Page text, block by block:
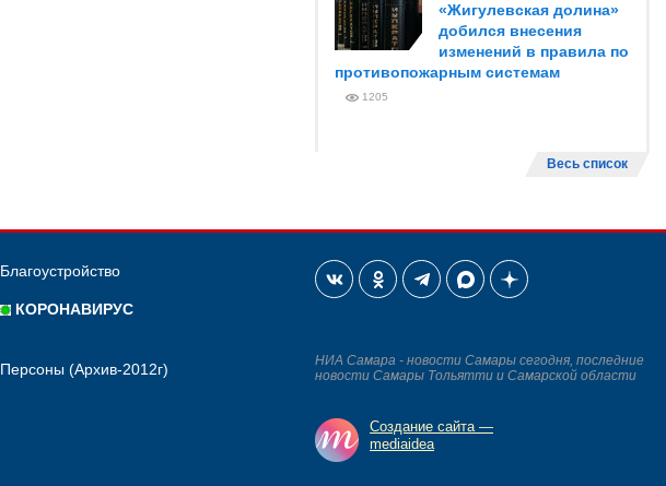
«Жигулевская долина»
добился внесения
изменений в правила по
противопожарным системам
1205
Весь список
Благоустройство
КОРОНАВИРУС
Персоны (Архив-2012г)
НИА Самара - новости Самары сегодня, последние
новости Самары Тольятти и Самарской области
Создание сайта —
mediaidea